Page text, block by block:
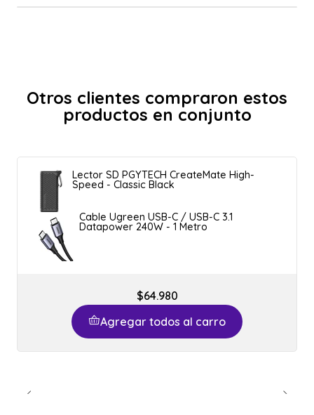
Otros clientes compraron estos
productos en conjunto
Lector SD PGYTECH CreateMate High-
Speed - Classic Black
Cable Ugreen USB-C / USB-C 3.1
Datapower 240W - 1 Metro
$64.980
Agregar todos al carro